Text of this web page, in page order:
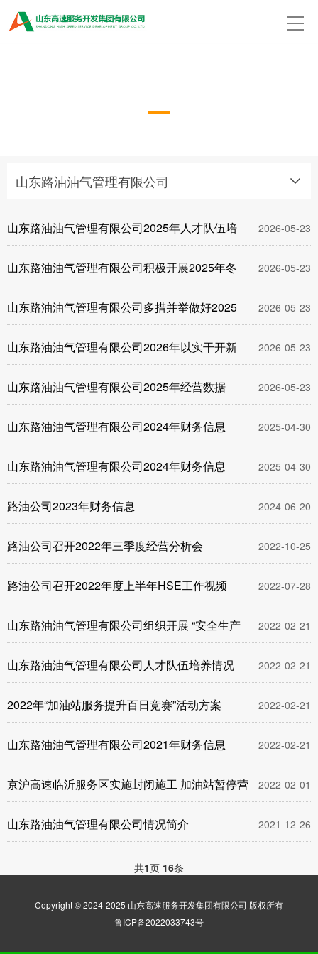
山东路油油气管理有限公司
2026-05-23
山东路油油气管理有限公司2025年人才队伍培
2026-05-23
山东路油油气管理有限公司积极开展2025年冬
2026-05-23
山东路油油气管理有限公司多措并举做好2025
2026-05-23
山东路油油气管理有限公司2026年以实干开新
2026-05-23
山东路油油气管理有限公司2025年经营数据
2025-04-30
山东路油油气管理有限公司2024年财务信息
2025-04-30
山东路油油气管理有限公司2024年财务信息
2024-06-20
路油公司2023年财务信息
2022-10-25
路油公司召开2022年三季度经营分析会
2022-07-28
路油公司召开2022年度上半年HSE工作视频
2022-02-21
山东路油油气管理有限公司组织开展 “安全生产
2022-02-21
山东路油油气管理有限公司人才队伍培养情况
2022-02-21
2022年“加油站服务提升百日竞赛”活动方案
2022-02-21
山东路油油气管理有限公司2021年财务信息
2022-02-01
京沪高速临沂服务区实施封闭施工 加油站暂停营
2021-12-26
山东路油油气管理有限公司情况简介
共1页 16条
Copyright © 2024-2025 山东高速服务开发集团有限公司 版权所有
鲁ICP备2022033743号